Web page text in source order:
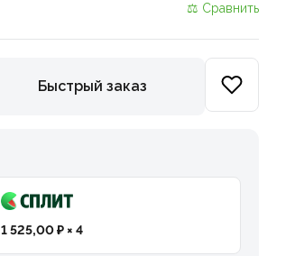
⚖ Сравнить
Быстрый заказ
1 525,00 ₽ × 4